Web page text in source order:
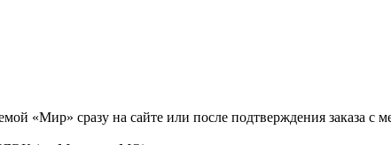
«Мир» сразу на сайте или после подтверждения заказа с